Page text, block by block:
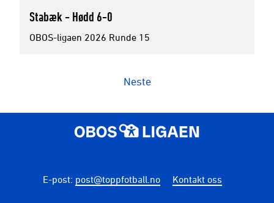
Stabæk - Hødd 6-0
OBOS-ligaen 2026 Runde 15
Neste
E-post: post@toppfotball.no Kontakt oss